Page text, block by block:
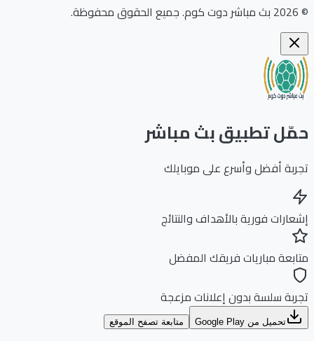
بث مباشر دوت كوم.جميع الحقوق محفوظة.
تطبيق بث مباشر
أفضل وأسرع على موبايلك
فورية بالأهداف والنتائج
مباريات فريقك المفضل
سلسة بدون إعلانات مزعجة
تحميل من Google Play متابعة تصفح الموقع